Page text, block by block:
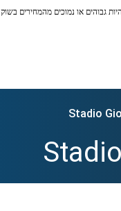
גבוהים או נמוכים מהמחירים